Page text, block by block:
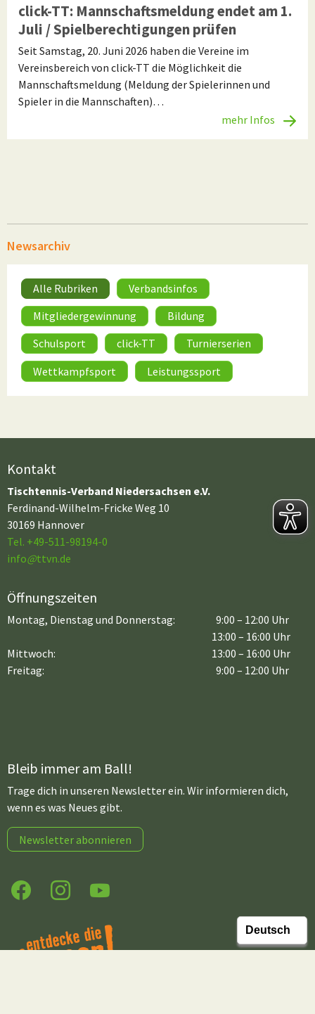
click-TT: Mannschaftsmeldung endet am 1.
Juli / Spielberechtigungen prüfen
Seit Samstag, 20. Juni 2026 haben die Vereine im
Vereinsbereich von click-TT die Möglichkeit die
Mannschaftsmeldung (Meldung der Spielerinnen und
Spieler in die Mannschaften)…
mehr Infos
Newsarchiv
Alle Rubriken
Verbandsinfos
Mitgliedergewinnung
Bildung
Schulsport
click-TT
Turnierserien
Wettkampfsport
Leistungssport
Kontakt
Tischtennis-Verband Niedersachsen e.V.
Ferdinand-Wilhelm-Fricke Weg 10
30169 Hannover
Tel. +49-511-98194-0
info@ttvn.de
Öffnungszeiten
Montag, Dienstag und Donnerstag:
9:00 – 12:00 Uhr
13:00 – 16:00 Uhr
Mittwoch:
Freitag:
13:00 – 16:00 Uhr
9:00 – 12:00 Uhr
Bleib immer am Ball!
Trage dich in unseren Newsletter ein. Wir informieren dich,
wenn es was Neues gibt.
Newsletter abonnieren